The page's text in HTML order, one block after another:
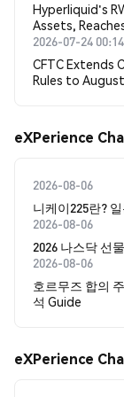
Hyperliquid's
Assets,
2026-07-24 00:14
CFTC Extends
Rules to
eXPerience
2026-08-06
니케이225란?
2026-08-06
2026 나스닥 선
2026-08-06
호르무즈 합의
석 Guide
eXPerience